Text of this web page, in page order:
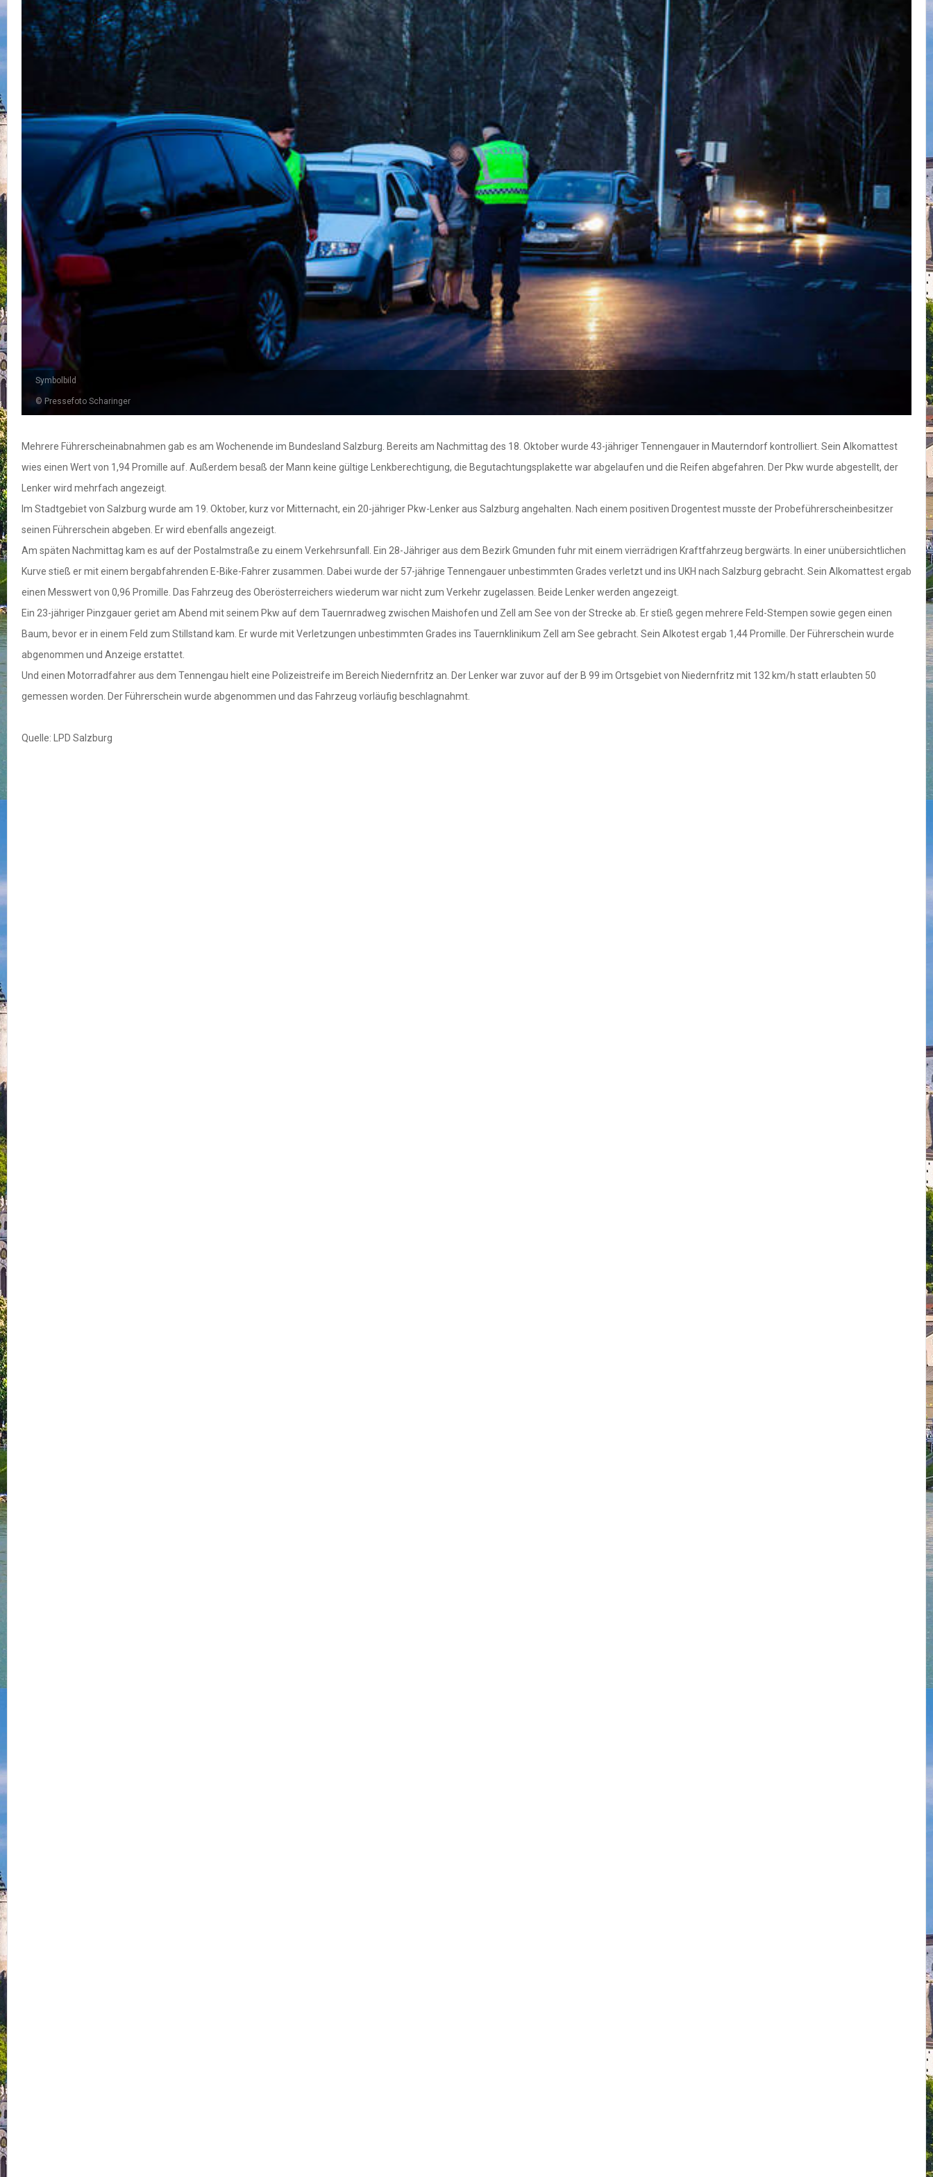
Symbolbild
© Pressefoto Scharinger
Mehrere Führerscheinabnahmen gab es am Wochenende im Bundesland Salzburg. Bereits am Nachmittag des 18. Oktober wurde 43-jähriger Tennengauer in Mauterndorf kontrolliert. Sein Alkomattest
wies einen Wert von 1,94 Promille auf. Außerdem besaß der Mann keine gültige Lenkberechtigung, die Begutachtungsplakette war abgelaufen und die Reifen abgefahren. Der Pkw wurde abgestellt, der
Lenker wird mehrfach angezeigt.
Im Stadtgebiet von Salzburg wurde am 19. Oktober, kurz vor Mitternacht, ein 20-jähriger Pkw-Lenker aus Salzburg angehalten. Nach einem positiven Drogentest musste der Probeführerscheinbesitzer
seinen Führerschein abgeben. Er wird ebenfalls angezeigt.
Am späten Nachmittag kam es auf der Postalmstraße zu einem Verkehrsunfall. Ein 28-Jähriger aus dem Bezirk Gmunden fuhr mit einem vierrädrigen Kraftfahrzeug bergwärts. In einer unübersichtlichen
Kurve stieß er mit einem bergabfahrenden E-Bike-Fahrer zusammen. Dabei wurde der 57-jährige Tennengauer unbestimmten Grades verletzt und ins UKH nach Salzburg gebracht. Sein Alkomattest ergab
einen Messwert von 0,96 Promille. Das Fahrzeug des Oberösterreichers wiederum war nicht zum Verkehr zugelassen. Beide Lenker werden angezeigt.
Ein 23-jähriger Pinzgauer geriet am Abend mit seinem Pkw auf dem Tauernradweg zwischen Maishofen und Zell am See von der Strecke ab. Er stieß gegen mehrere Feld-Stempen sowie gegen einen
Baum, bevor er in einem Feld zum Stillstand kam. Er wurde mit Verletzungen unbestimmten Grades ins Tauernklinikum Zell am See gebracht. Sein Alkotest ergab 1,44 Promille. Der Führerschein wurde
abgenommen und Anzeige erstattet.
Und einen Motorradfahrer aus dem Tennengau hielt eine Polizeistreife im Bereich Niedernfritz an. Der Lenker war zuvor auf der B 99 im Ortsgebiet von Niedernfritz mit 132 km/h statt erlaubten 50
gemessen worden. Der Führerschein wurde abgenommen und das Fahrzeug vorläufig beschlagnahmt.
Quelle: LPD Salzburg